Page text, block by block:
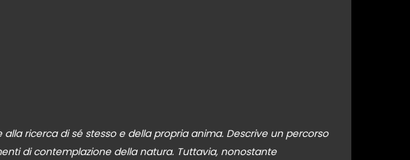
ricerca di sé stesso e della propria anima. Descrive un percorso
di contemplazione della natura. Tuttavia, nonostante